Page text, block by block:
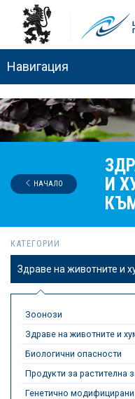
Навигация
И
НАЧАЛО
КАТЕГОРИИ
Здраве на животните и
Зоонози
Здраве на животните и
Биологични опасности
Продукти за растителна
Генетично